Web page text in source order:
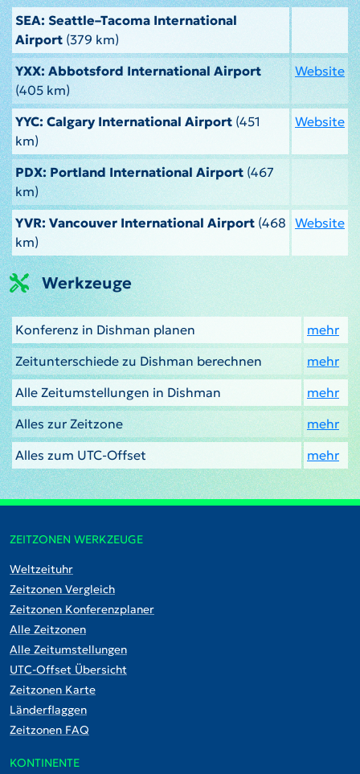
SEA: Seattle–Tacoma International
Airport (379 km)
YXX: Abbotsford International Airport
(405 km)
Website
YYC: Calgary International Airport (451
km)
Website
PDX: Portland International Airport(467
km)
YVR: Vancouver International Airport (468
km)
Website
Werkzeuge
Konferenz in Dishman planen
mehr
Zeitunterschiede zu Dishman berechnen
mehr
Alle Zeitumstellungen in Dishman
mehr
Alles zur Zeitzone
mehr
Alles zum UTC-Offset
mehr
ZEITZONEN WERKZEUGE
Weltzeituhr
Zeitzonen Vergleich
Zeitzonen Konferenzplaner
Alle Zeitzonen
Alle Zeitumstellungen
UTC-Offset Übersicht
Zeitzonen Karte
Länderflaggen
Zeitzonen FAQ
KONTINENTE